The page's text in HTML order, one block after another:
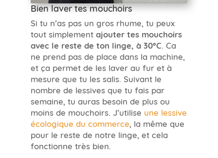
Bien laver tes mouchoirs
Si tu n’as pas un gros rhume, tu peux
tout simplement ajouter tes mouchoirs
avec le reste de ton linge, à 30°C . Ca
ne prend pas de place dans la machine,
et ça permet de les laver au fur et à
mesure que tu les salis. Suivant le
nombre de lessives que tu fais par
semaine, tu auras besoin de plus ou
moins de mouchoirs. J’utilise une lessive
écologique du commerce , la même que
pour le reste de notre linge, et cela
fonctionne très bien.